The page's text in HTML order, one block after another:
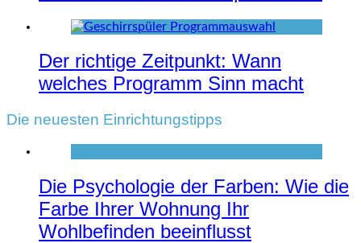
Der richtige Zeitpunkt: Wann
welches Programm Sinn macht
Die neuesten Einrichtungstipps
Die Psychologie der Farben: Wie die
Farbe Ihrer Wohnung Ihr
Wohlbefinden beeinflusst